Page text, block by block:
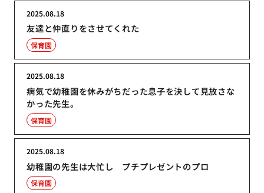
友達と仲直りをさせてくれた
2025.08.18
保育園
病気で幼稚園を休みがちだった息子を決して見放さな
かった先生。
2025.08.18
保育園
幼稚園の先生は大忙し プチプレゼントのプロ
2025.08.18
保育園